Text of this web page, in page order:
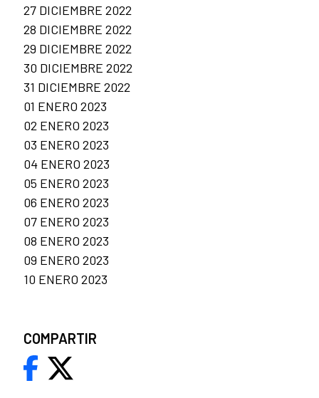
27 DICIEMBRE 2022
28 DICIEMBRE 2022
29 DICIEMBRE 2022
30 DICIEMBRE 2022
31 DICIEMBRE 2022
01 ENERO 2023
02 ENERO 2023
03 ENERO 2023
04 ENERO 2023
05 ENERO 2023
06 ENERO 2023
07 ENERO 2023
08 ENERO 2023
09 ENERO 2023
10 ENERO 2023
COMPARTIR